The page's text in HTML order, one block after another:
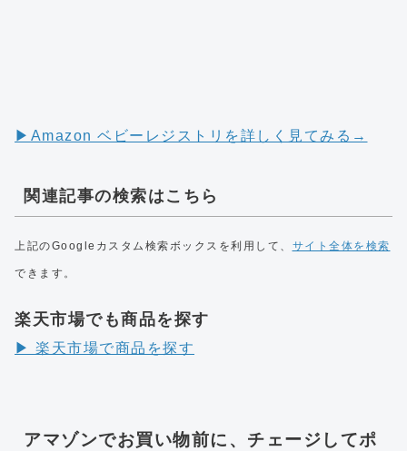
▶︎Amazon ベビーレジストリを詳しく見てみる→
関連記事の検索はこちら
上記のGoogleカスタム検索ボックスを利用して、 サイト全体を検索
できます。
楽天市場でも商品を探す
▶︎ 楽天市場で商品を探す
アマゾンでお買い物前に、チェージしてポ